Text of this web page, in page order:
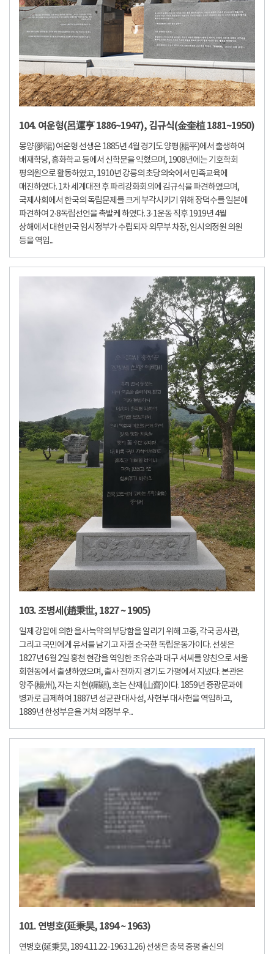
104. 여운형(呂運亨 1886~1947), 김규식(金奎植 1881~1950)
몽양(夢陽) 여운형 선생은 1885년 4월 경기도 양평(楊平)에서 출생하여
배재학당, 흥화학교 등에서 신학문을 익혔으며, 1908년에는 기호학회
평의원으로 활동하였고, 1910년 강릉의 초당의숙에서 민족교육에
매진하였다. 1차 세계대전 후 파리강화회의에 김규식을 파견하였으며,
국제사회에서 한국의 독립문제를 크게 부각시키기 위해 장덕수를 일본에
파견하여 2·8독립선언을 촉발케 하였다. 3·1운동 직후 1919년 4월
상해에서 대한민국 임시정부가 수립되자 외무부 차장, 임시의정원 의원
등을 역임...
103. 조병세(趙秉世, 1827 ~ 1905)
일제 강압에 의한 을사늑약의 부당함을 알리기 위해 고종, 각국 공사관,
그리고 국민에게 유서를 남기고 자결 순국한 독립운동가이다. 선생은
1827년 6월 2일 홍천 현감을 역임한 조유순과 대구 서씨를 양친으로 서울
회현동에서 출생하였으며, 출사 전까지 경기도 가평에서 지냈다. 본관은
양주(楊州), 자는 치현(穉顯), 호는 산재(山齋)이다. 1859년 증광문과에
병과로 급제하여 1887년 성균관 대사성, 사헌부 대사헌을 역임하고,
1889년 한성부윤을 거쳐 의정부 우...
101. 연병호(延秉昊, 1894 ~ 1963)
연병호(延秉昊, 1894.11.22-1963.1.26) 선생은 충북 증평 출신의